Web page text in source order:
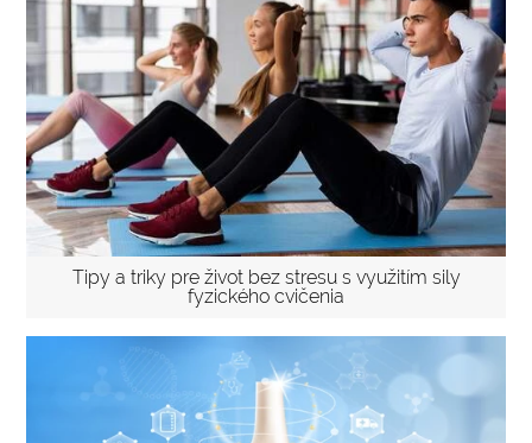
Tipy a triky pre život bez stresu s využitím sily
fyzického cvičenia